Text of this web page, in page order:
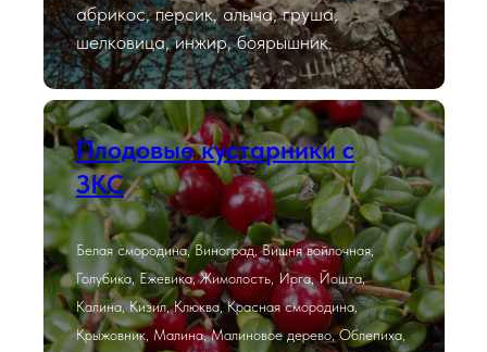
абрикос, персик, алыча, груша,
шелковица, инжир, боярышник.
Плодовые кустарники с
ЗКС
Белая смородина, Виноград, Вишня войлочная,
Голубика, Ежевика, Жимолость, Ирга, Йошта,
Калина, Кизил, Клюква, Красная смородина,
Крыжовник, Малина, Малиновое дерево, Облепиха,